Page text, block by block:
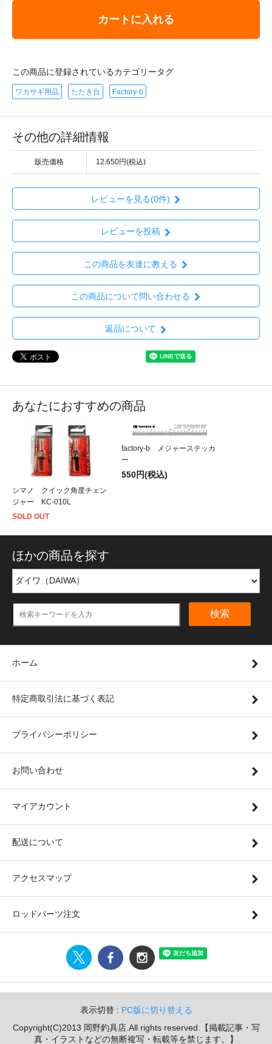
カートに入れる
この商品に登録されているカテゴリータグ
ワカサギ用品 たたき台 Factory-b
その他の詳細情報
販売価格 12,650円(税込)
レビューを見る(0件)
レビューを投稿
この商品を友達に教える
この商品について問い合わせる
返品について
あなたにおすすめの商品
シマノ クイック角度チェン
ジャー KC-010L
SOLD OUT
factory-b メジャーステッカ
ー
550円(税込)
ほかの商品を探す
検索
ホーム
特定商取引法に基づく表記
プライバシーポリシー
お問い合わせ
マイアカウント
配送について
アクセスマップ
ロッドパーツ注文
表示切替 : PC版に切り替える
Copyright(C)2013 岡野釣具店.All rights reserved.【掲載記事・写
真・イラストなどの無断複写・転載等を禁じます。】